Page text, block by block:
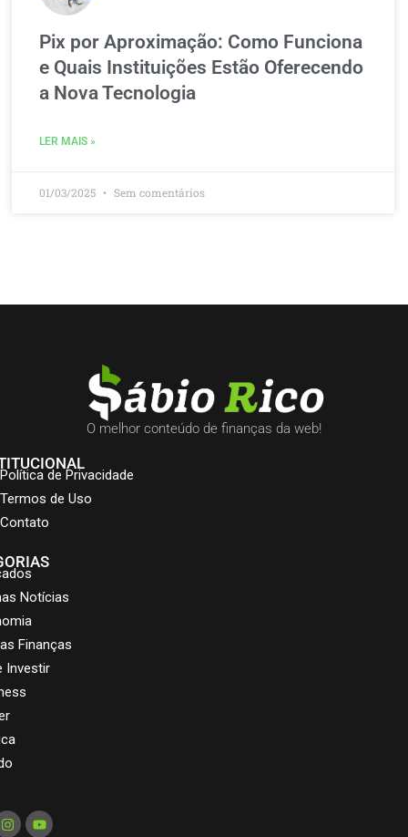
Pix por Aproximação: Como Funciona
e Quais Instituições Estão Oferecendo
a Nova Tecnologia
LER MAIS »
01/03/2025 Sem comentários
O melhor conteúdo de finanças da web!
Política de Privacidade
Termos de Uso
Contato
Notícias
Finanças
Investir